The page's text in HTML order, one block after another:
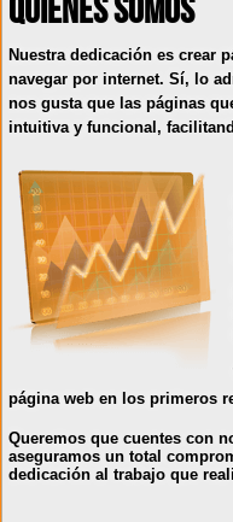
Quiénes Somos
Nuestra dedicación es crear
navegar por internet. Sí, lo
nos gusta que las páginas
intuitiva y funcional,
página web en los primeros
Queremos que cuentes con
aseguramos un total
dedicación al trabajo que